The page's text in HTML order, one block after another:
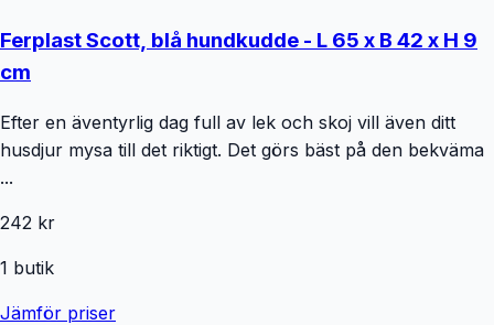
Ferplast Scott, blå hundkudde - L 65 x B 42 x H 9
cm
Efter en äventyrlig dag full av lek och skoj vill även ditt
husdjur mysa till det riktigt. Det görs bäst på den bekväma
...
242 kr
1 butik
Jämför priser